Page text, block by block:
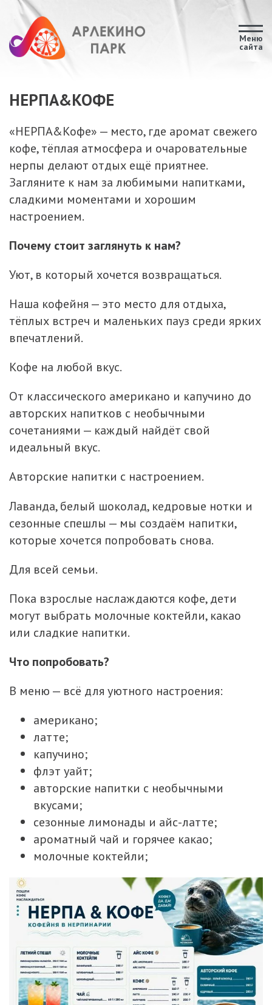
Меню
сайта
НЕРПА&КОФЕ
«НЕРПА&Кофе» — место, где аромат свежего
кофе, тёплая атмосфера и очаровательные
нерпы делают отдых ещё приятнее.
Загляните к нам за любимыми напитками,
сладкими моментами и хорошим
настроением.
Почему стоит заглянуть к нам?
Уют, в который хочется возвращаться.
Наша кофейня — это место для отдыха,
тёплых встреч и маленьких пауз среди ярких
впечатлений.
Кофе на любой вкус.
От классического американо и капучино до
авторских напитков с необычными
сочетаниями — каждый найдёт свой
идеальный вкус.
Авторские напитки с настроением.
Лаванда, белый шоколад, кедровые нотки и
сезонные спешлы — мы создаём напитки,
которые хочется попробовать снова.
Для всей семьи.
Пока взрослые наслаждаются кофе, дети
могут выбрать молочные коктейли, какао
или сладкие напитки.
Что попробовать?
В меню — всё для уютного настроения:
американо;
латте;
капучино;
флэт уайт;
авторские напитки с необычными
вкусами;
сезонные лимонады и айс-латте;
ароматный чай и горячее какао;
молочные коктейли;